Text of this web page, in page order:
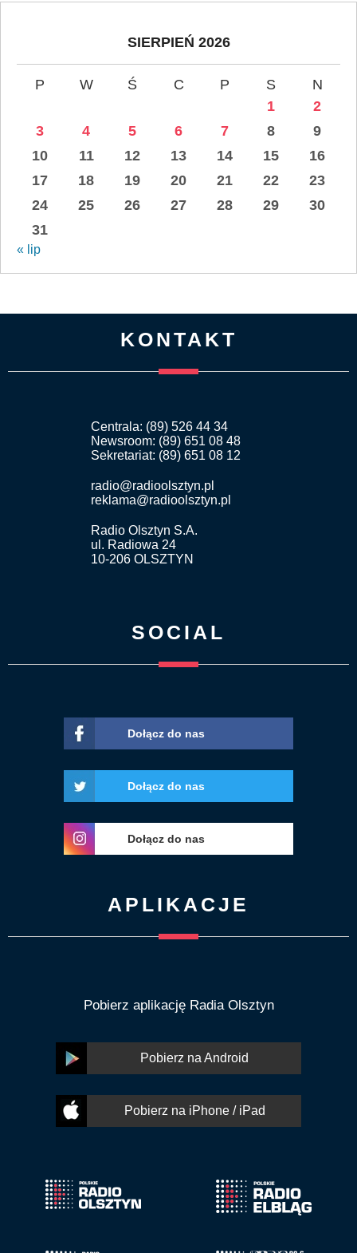
SIERPIEŃ 2026
P W Ś C P S
N
1
2
3
4 5 6 7 8
9
10
11 12 13 14 15
16
17
18 19 20 21 22
23
24
25 26 27 28 29
30
31
« lip
KONTAKT
Centrala: (89) 526 44 34
Newsroom: (89) 651 08 48
Sekretariat: (89) 651 08 12
radio@radioolsztyn.pl
reklama@radioolsztyn.pl
Radio Olsztyn S.A.
ul. Radiowa 24
10-206 OLSZTYN
SOCIAL
Dołącz do nas
Dołącz do nas
Dołącz do nas
APLIKACJE
Pobierz aplikację Radia Olsztyn
Pobierz na Android
Pobierz na iPhone / iPad